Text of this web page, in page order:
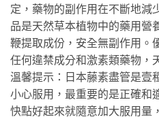
定，藥物的副作用在不斷地減
品是天然草本植物中的藥用營
鞭提取成份，安全無副作用。
任何違禁成分和激素類藥物，
溫馨提示：日本藤素盡管是壹
小心服用，最重要的是正確和
快點好起來就隨意加大服用量